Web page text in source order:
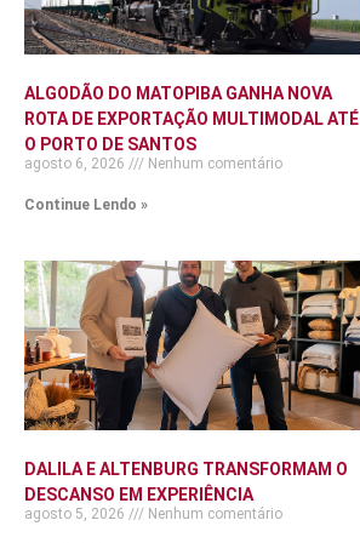
ALGODÃO DO MATOPIBA GANHA NOVA
ROTA DE EXPORTAÇÃO MULTIMODAL ATÉ
O PORTO DE SANTOS
agosto 6, 2026 Nenhum comentário
Continue Lendo »
DALILA E ALTENBURG TRANSFORMAM O
DESCANSO EM EXPERIÊNCIA
agosto 5, 2026 Nenhum comentário